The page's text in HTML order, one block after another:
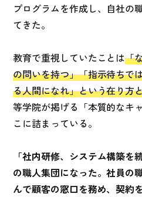
プログラムを作成し、自社の
てきた。
教育で重視していたことは「
の問いを持つ」「指示待ちで
る人間になれ」という在り方
等学院が掲げる「本質的なキ
こに詰まっている。
「社内研修、システム構築を
の職人集団になった。社員の
んで顧客の窓口を務め、契約